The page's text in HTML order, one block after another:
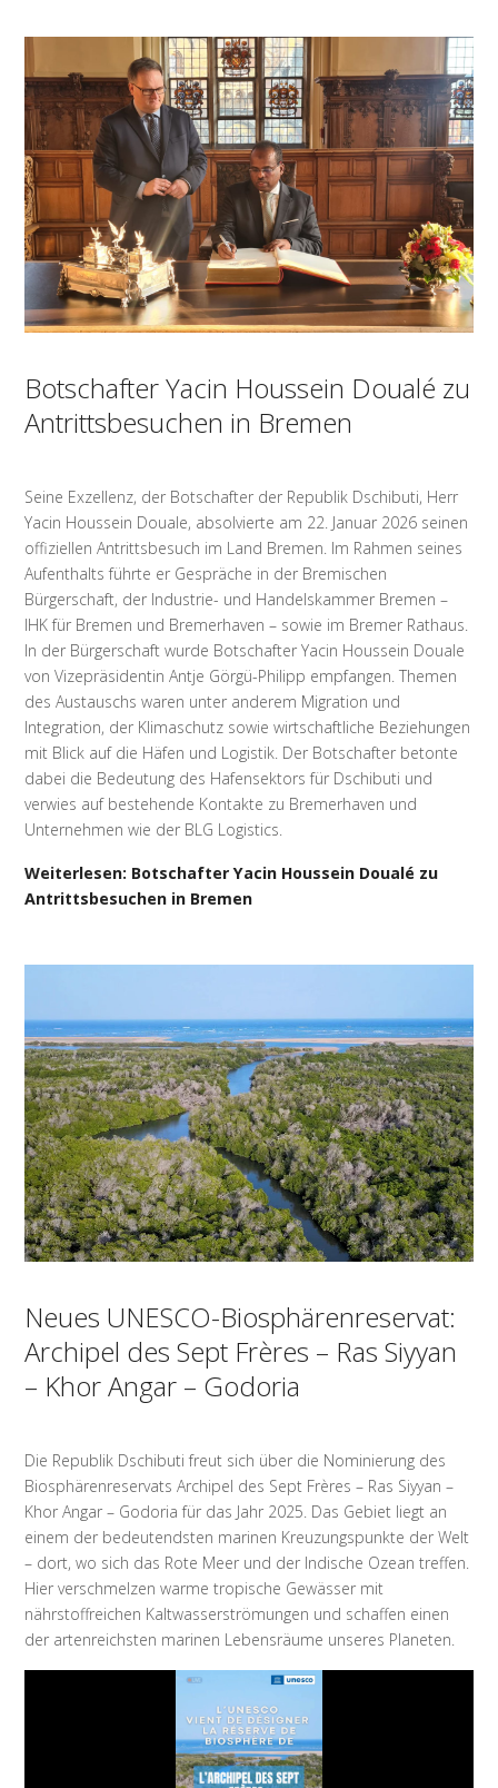
Botschafter Yacin Houssein Doualé zu
Antrittsbesuchen in Bremen
Seine Exzellenz, der Botschafter der Republik Dschibuti, Herr
Yacin Houssein Douale, absolvierte am 22. Januar 2026 seinen
offiziellen Antrittsbesuch im Land Bremen. Im Rahmen seines
Aufenthalts führte er Gespräche in der Bremischen
Bürgerschaft, der Industrie- und Handelskammer Bremen –
IHK für Bremen und Bremerhaven – sowie im Bremer Rathaus.
In der Bürgerschaft wurde Botschafter Yacin Houssein Douale
von Vizepräsidentin Antje Görgü-Philipp empfangen. Themen
des Austauschs waren unter anderem Migration und
Integration, der Klimaschutz sowie wirtschaftliche Beziehungen
mit Blick auf die Häfen und Logistik. Der Botschafter betonte
dabei die Bedeutung des Hafensektors für Dschibuti und
verwies auf bestehende Kontakte zu Bremerhaven und
Unternehmen wie der BLG Logistics.
Weiterlesen: Botschafter Yacin Houssein Doualé zu
Antrittsbesuchen in Bremen
Neues UNESCO-Biosphärenreservat:
Archipel des Sept Frères – Ras Siyyan
– Khor Angar – Godoria
Die Republik Dschibuti freut sich über die Nominierung des
Biosphärenreservats Archipel des Sept Frères – Ras Siyyan –
Khor Angar – Godoria für das Jahr 2025. Das Gebiet liegt an
einem der bedeutendsten marinen Kreuzungspunkte der Welt
– dort, wo sich das Rote Meer und der Indische Ozean treffen.
Hier verschmelzen warme tropische Gewässer mit
nährstoffreichen Kaltwasserströmungen und schaffen einen
der artenreichsten marinen Lebensräume unseres Planeten.